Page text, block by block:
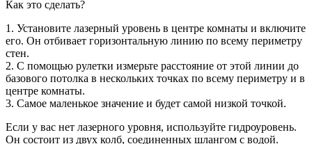
Как это сделать?
1. Установите лазерный уровень в центре комнаты и включите
его. Он отбивает горизонтальную линию по всему периметру
стен.
2. С помощью рулетки измерьте расстояние от этой линии до
базового потолка в нескольких точках по всему периметру и в
центре комнаты.
3. Самое маленькое значение и будет самой низкой точкой.
Если у вас нет лазерного уровня, используйте гидроуровень.
Он состоит из двух колб, соединенных шлангом с водой.